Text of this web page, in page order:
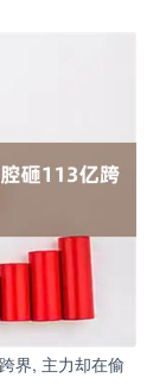
界, 主力却在偷